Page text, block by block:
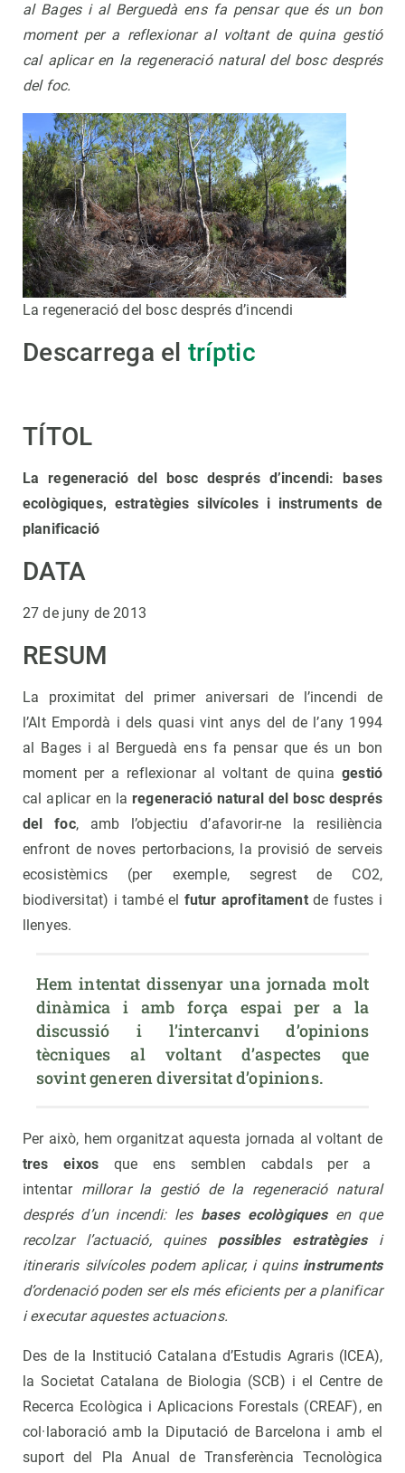
al Bages i al Berguedà ens fa pensar que és un bon
moment per a reflexionar al voltant de quina gestió
cal aplicar en la regeneració natural del bosc després
del foc.
La regeneració del bosc després d’incendi
Descarrega el tríptic
TÍTOL
La regeneració del bosc després d’incendi: bases
ecològiques, estratègies silvícoles i instruments de
planificació
DATA
27 de juny de 2013
RESUM
La proximitat del primer aniversari de l’incendi de
l’Alt Empordà i dels quasi vint anys del de l’any 1994
al Bages i al Berguedà ens fa pensar que és un bon
moment per a reflexionar al voltant de quinagestió
cal aplicar en laregeneració natural del bosc després
del foc, amb l’objectiu d’afavorir-ne la resiliència
enfront de noves pertorbacions, la provisió de serveis
ecosistèmics (per exemple, segrest de CO2,
biodiversitat) i també el futur aprofitamentde fustes i
llenyes.
Hem intentat dissenyar una jornada molt
dinàmica i amb força espai per a la
discussió i l’intercanvi d’opinions
tècniques al voltant d’aspectes que
sovint generen diversitat d’opinions.
Per això, hem organitzat aquesta jornada al voltant de
tres eixos que ens semblen cabdals per a
intentar millorar la gestió de la regeneració natural
després d’un incendi: les bases ecològiquesen que
recolzar l’actuació, quines possibles estratègiesi
itineraris silvícoles podem aplicar, i quins instruments
d’ordenació poden ser els més eficients per a planificar
i executaraquestes actuacions.
Des de la Institució Catalana d’Estudis Agraris (ICEA),
la Societat Catalana de Biologia (SCB) i el Centre de
Recerca Ecològica i Aplicacions Forestals (CREAF), en
col·laboració amb la Diputació de Barcelona i amb el
suport del Pla Anual de Transferència Tecnològica